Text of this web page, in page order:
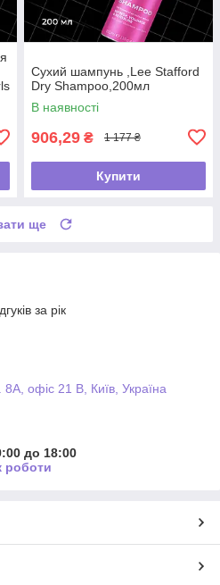
Сухий шампунь ,Lee Stafford
Dry Shampoo,200мл
В наявності
906,29 ₴ 1 177 ₴
Купити
ще
за рік
офіс 21 В, Київ, Україна
до 18:00
роботи